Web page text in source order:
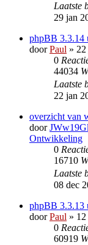
Laatste
29 jan
phpBB 3.3.14
doorPaul »
0
44034
Laatste
22 jan
overzicht van
door
Ontwikkeling
0
16710
Laatste
08 dec
phpBB 3.3.13
doorPaul »
0
60919